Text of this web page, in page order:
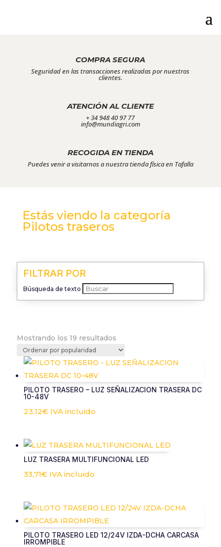
COMPRA SEGURA
Seguridad en las transacciones realizadas por nuestros
clientes.
ATENCIÓN AL CLIENTE
+ 34 948 40 97 77
info@mundiagri.com
RECOGIDA EN TIENDA
Puedes venir a visitarnos a nuestra tienda física en Tafalla
Estás viendo la categoría
Pilotos traseros
FILTRAR POR
Búsqueda de texto
Mostrando los 19 resultadosOrdenado
por
popularidad
PILOTO TRASERO – LUZ SEÑALIZACION TRASERA DC
10-48V
23,12€ IVA incluido
LUZ TRASERA MULTIFUNCIONAL LED
33,71€ IVA incluido
PILOTO TRASERO LED 12/24V IZDA-DCHA CARCASA
IRROMPIBLE